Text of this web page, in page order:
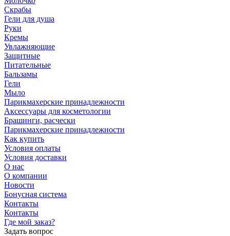
Скрабы
Гели для душа
Руки
Кремы
Увлажняющие
Защитные
Питательные
Бальзамы
Гели
Мыло
Парикмахерские принадлежности
Аксессуары для косметологии
Брашинги, расчески
Парикмахерские принадлежности
Как купить
Условия оплаты
Условия доставки
О нас
О компании
Новости
Бонусная система
Контакты
Контакты
Где мой заказ?
Задать вопрос